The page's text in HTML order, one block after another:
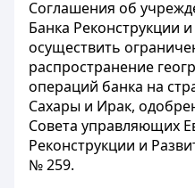
Соглашения об
Банка Реконструкции
осуществить
распространение
операций банка на
Сахары и Ирак,
Совета управляющих
Реконструкции и
№ 259.